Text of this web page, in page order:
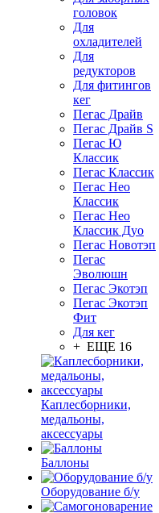
головок
Для
охладителей
Для
редукторов
Для фитингов
кег
Пегас Драйв
Пегас Драйв S
Пегас Ю
Классик
Пегас Классик
Пегас Нео
Классик
Пегас Нео
Классик Дуо
Пегас Новотэп
Пегас
Эволюшн
Пегас Экотэп
Пегас Экотэп
Фит
Для кег
+ ЕЩЕ 16
Каплесборники,
медальоны,
аксессуары
Баллоны
Оборудование б/у